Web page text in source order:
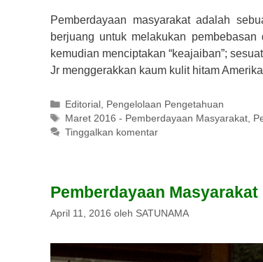
Pemberdayaan masyarakat adalah
berjuang untuk melakukan
kemudian menciptakan “keajaiban”;
Jr menggerakkan kaum kulit hitam
Kategori
Editorial , Pengelolaan Pengetahuan
Tag
Maret 2016 - Pemberdayaan Masyarakat,
Tinggalkan komentar
Pemberdayaan
April 11, 2016 oleh SATUNAMA